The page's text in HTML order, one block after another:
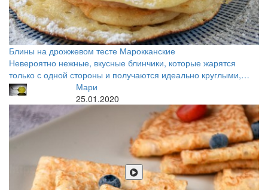
Блины на дрожжевом тесте Марокканские
Невероятно нежные, вкусные блинчики, которые жарятся
только с одной стороны и получаются идеально круглыми,…
Мари
25.01.2020